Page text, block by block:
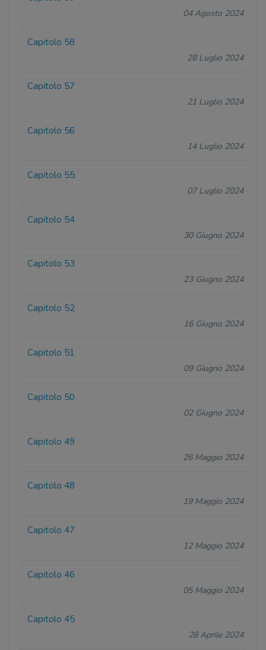
04 Agosto 2024
Capitolo 58
28 Luglio 2024
Capitolo 57
21 Luglio 2024
Capitolo 56
14 Luglio 2024
Capitolo 55
07 Luglio 2024
Capitolo 54
30 Giugno 2024
Capitolo 53
23 Giugno 2024
Capitolo 52
16 Giugno 2024
Capitolo 51
09 Giugno 2024
Capitolo 50
02 Giugno 2024
Capitolo 49
26 Maggio 2024
Capitolo 48
19 Maggio 2024
Capitolo 47
12 Maggio 2024
Capitolo 46
05 Maggio 2024
Capitolo 45
28 Aprile 2024